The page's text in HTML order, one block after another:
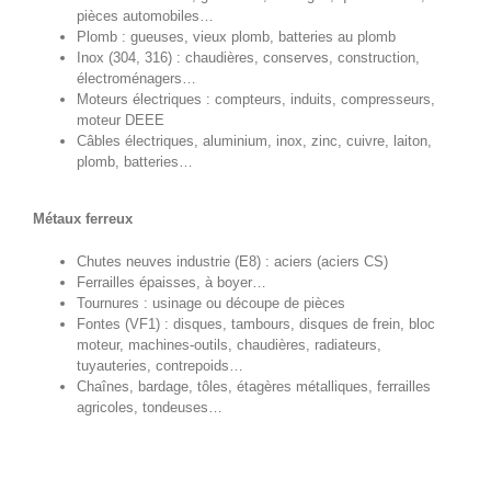
pièces automobiles…
Plomb : gueuses, vieux plomb, batteries au plomb
Inox (304, 316) : chaudières, conserves, construction,
électroménagers…
Moteurs électriques : compteurs, induits, compresseurs,
moteur DEEE
Câbles électriques, aluminium, inox, zinc, cuivre, laiton,
plomb, batteries…
Métaux ferreux
Chutes neuves industrie (E8) : aciers (aciers CS)
Ferrailles épaisses, à boyer…
Tournures : usinage ou découpe de pièces
Fontes (VF1) : disques, tambours, disques de frein, bloc
moteur, machines-outils, chaudières, radiateurs,
tuyauteries, contrepoids…
Chaînes, bardage, tôles, étagères métalliques, ferrailles
agricoles, tondeuses…